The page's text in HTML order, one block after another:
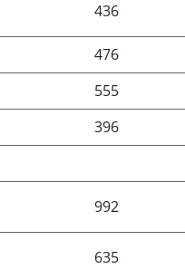
436
476
555
396
992
635